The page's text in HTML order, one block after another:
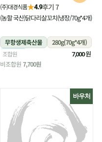
(주)대경식품★4.9후기 7
(농할 국산)닭다리살꼬치(냉장/70g*4개)
무항생제축산물
280g(70g*4개)
냉장
조합원 7,000원
비조합원 7,700원
바우처